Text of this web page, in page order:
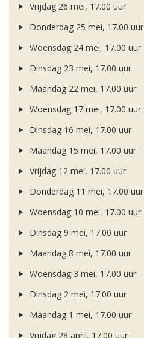
Vrijdag 26 mei, 17.00 uur
Donderdag 25 mei, 17.00 uur
Woensdag 24 mei, 17.00 uur
Dinsdag 23 mei, 17.00 uur
Maandag 22 mei, 17.00 uur
Woensdag 17 mei, 17.00 uur
Dinsdag 16 mei, 17.00 uur
Maandag 15 mei, 17.00 uur
Vrijdag 12 mei, 17.00 uur
Donderdag 11 mei, 17.00 uur
Woensdag 10 mei, 17.00 uur
Dinsdag 9 mei, 17.00 uur
Maandag 8 mei, 17.00 uur
Woensdag 3 mei, 17.00 uur
Dinsdag 2 mei, 17.00 uur
Maandag 1 mei, 17.00 uur
Vrijdag 28 april, 17.00 uur